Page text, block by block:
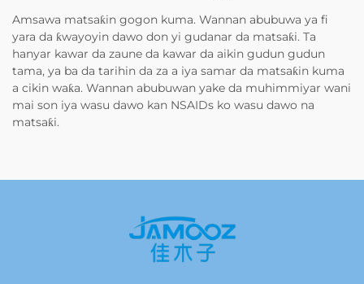
Amsawa matsaƙin gogon kuma. Wannan abubuwa ya fi
yara da ƙwayoyin dawo don yi gudanar da matsaƙi. Ta
hanyar kawar da zaune da kawar da aikin gudun gudun
tama, ya ba da tarihin da za a iya samar da matsaƙin kuma
a cikin waƙa. Wannan abubuwan yake da muhimmiyar wani
mai son iya wasu dawo kan NSAIDs ko wasu dawo na
matsaƙi.